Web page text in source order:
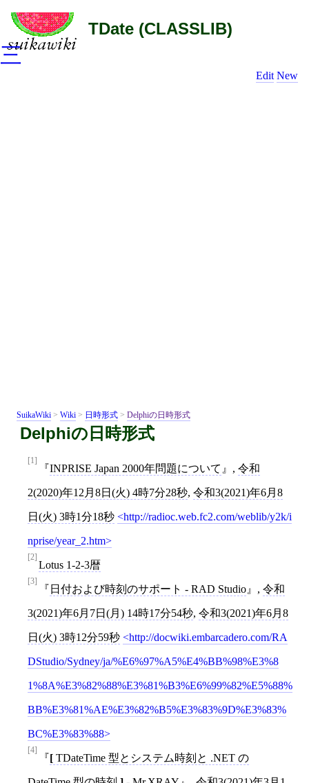
TDate (CLASSLIB)
Edit New
SuikaWiki > Wiki > 日時形式 > Delphiの日時形式
Delphiの日時形式
[1]
INPRISE Japan 2000年問題について , 令和
2(2020)年12月8日(火) 4時7分28秒, 令和3(2021)年6月8
日(火) 3時1分18秒 http://radioc.web.fc2.com/weblib/y2k/i
nprise/year_2.htm
[2]
Lotus 1-2-3暦
[3]
日付および時刻のサポート - RAD Studio , 令和
3(2021)年6月7日(月) 14時17分54秒, 令和3(2021)年6月8
日(火) 3時12分59秒 http://docwiki.embarcadero.com/RA
DStudio/Sydney/ja/%E6%97%A5%E4%BB%98%E3%8
1%8A%E3%82%88%E3%81%B3%E6%99%82%E5%88%
BB%E3%81%AE%E3%82%B5%E3%83%9D%E3%83%
BC%E3%83%88
[4]
[ TDateTime 型とシステム時刻と .NET の
三